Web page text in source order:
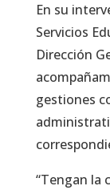
En su
Servicios
Dirección
gestiones
“Tengan la